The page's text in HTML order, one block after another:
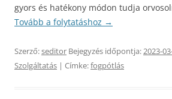
gyors és hatékony módon tudja
Tovább a folytatáshoz →
Szerző:seditor Bejegyzés időpontja:2023-
Szolgáltatás | Címke:fogpótlás